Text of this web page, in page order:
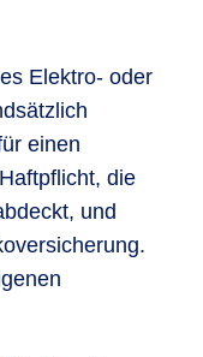
Elektro- oder
einen
die
und